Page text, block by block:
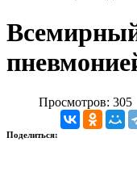
Просмотров: 305
Поделиться: